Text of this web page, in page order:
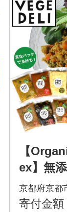
【
ex】無
クセッ
京都府京都
寄付金額